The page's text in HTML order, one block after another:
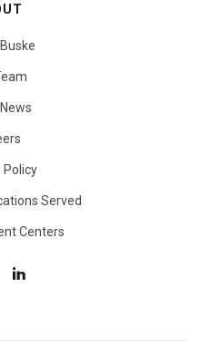
Policy
Served
Centers